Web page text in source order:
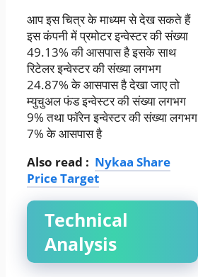
आप इस चित्र के माध्यम से देख सकते हैं
इस कंपनी में प्रमोटर इन्वेस्टर की संख्या
49.13% की आसपास है इसके साथ
रिटेलर इन्वेस्टर की संख्या लगभग
24.87% के आसपास है देखा जाए तो
म्युचुअल फंड इन्वेस्टर की संख्या लगभग
9% तथा फॉरेन इन्वेस्टर की संख्या लगभग
7% के आसपास है
Also read : Nykaa Share
Price Target
Technical
Analysis